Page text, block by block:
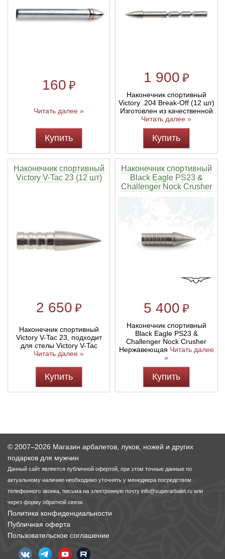
160 ₽
Читать далее »
Купить
1 900 ₽
Наконечник спортивный
Victory .204 Break-Off (12 шт)
Изготовлен из качественной
Читать далее »
Купить
Наконечник спортивный
Victory V-Tac 23 (12 шт)
2 650 ₽
Наконечник спортивный
Victory V-Tac 23, подходит
для стелы Victory V-Tac
Читать далее »
Купить
Наконечник спортивный
Black Eagle PS23 &
Challenger Nock Crusher
5 400 ₽
Наконечник спортивный
Black Eagle PS23 &
Challenger Nock Crusher
Нержавеющая Читать далее
»
Купить
© 2007–2026 Магазин арбалетов, луков, ножей и других
подарков для мужчин
Данный сайт является публичной офертой, при этом точные данные по
актуальному наличию необходимо уточнять у менеджера посредством
телефонного звонка, письма на электронную почту info@superarbalet.ru или
через форму обратной связи.
Политика конфиденциальности
Публичная оферта
Пользовательское соглашение